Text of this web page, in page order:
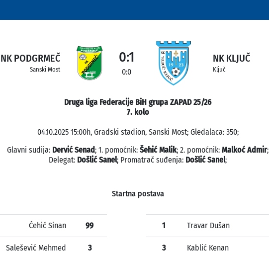
NK PODGRMEČ
Sanski Most
0:1
0:0
NK KLJUČ
Ključ
Druga liga Federacije BiH grupa ZAPAD 25/26
7. kolo
04.10.2025 15:00h, Gradski stadion, Sanski Most; Gledalaca: 350;
Glavni sudija: Dervić Senad; 1. pomoćnik: Šehić Malik; 2. pomoćnik: Malkoć Admir;
Delegat: Došlić Sanel; Promatrač suđenja: Došlić Sanel;
Startna postava
Ćehić Sinan 99
Salešević Mehmed 3
1 Travar Dušan
3 Kablić Kenan